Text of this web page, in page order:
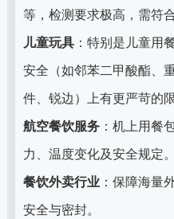
等，检测要求极高，需符
儿童玩具：特别是儿童用
安全（如邻苯二甲酸酯、
件、锐边）上有更严苛的限
航空餐饮服务：机上用餐
力、温度变化及安全规定。
餐饮外卖行业：保障海量
安全与密封。